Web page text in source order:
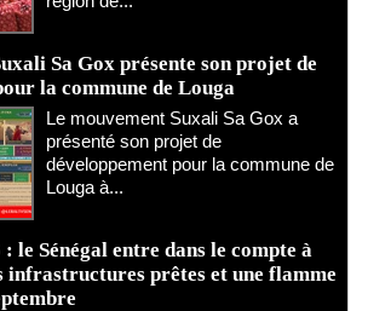
Sa Gox présente son projet de
la commune de Louga
Le mouvement Suxali Sa Gox a
présenté son projet de
développement pour la commune de
Louga à...
le Sénégal entre dans le compte à
infrastructures prêtes et une flamme